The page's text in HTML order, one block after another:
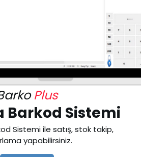
Plus
Barkod Sistemi
Sistemi ile satış, stok takip,
yapabilirsiniz.